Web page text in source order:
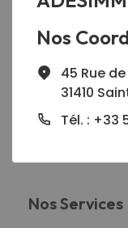
Nos
45 Rue
31410
Tél. : +33
Nos Services